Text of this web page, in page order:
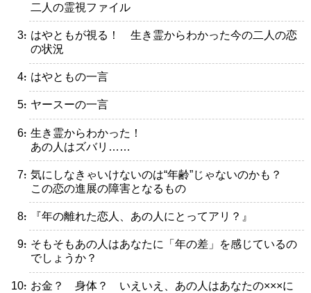
二人の霊視ファイル
・はやともが視る！ 生き霊からわかった今の二人の恋
の状況
・はやともの一言
・ヤースーの一言
・生き霊からわかった！
あの人はズバリ……
・気にしなきゃいけないのは“年齢”じゃないのかも？
この恋の進展の障害となるもの
・『年の離れた恋人、あの人にとってアリ？』
・そもそもあの人はあなたに「年の差」を感じているの
でしょうか？
・お金？ 身体？ いえいえ、あの人はあなたの×××に